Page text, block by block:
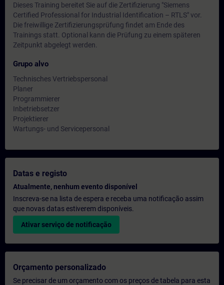
Dieses Training bereitet Sie auf die Zertifizierung "Siemens
Certified Professional for Industrial Identification – RTLS" vor.
Die freiwillige Zertifizierungsprüfung findet am Ende des
Trainings statt. Optional kann die Prüfung zu einem späteren
Zeitpunkt abgelegt werden.
Grupo alvo
Technisches Vertriebspersonal
Planer
Programmierer
Inbetriebsetzer
Projektierer
Wartungs- und Servicepersonal
Datas e registo
Atualmente, nenhum evento disponível
Inscreva-se na lista de espera e receba uma notificação assim
que novas datas estiverem disponíveis.
Ativar serviço de notificação
Orçamento personalizado
Se precisar de um orçamento com os preços de tabela para esta